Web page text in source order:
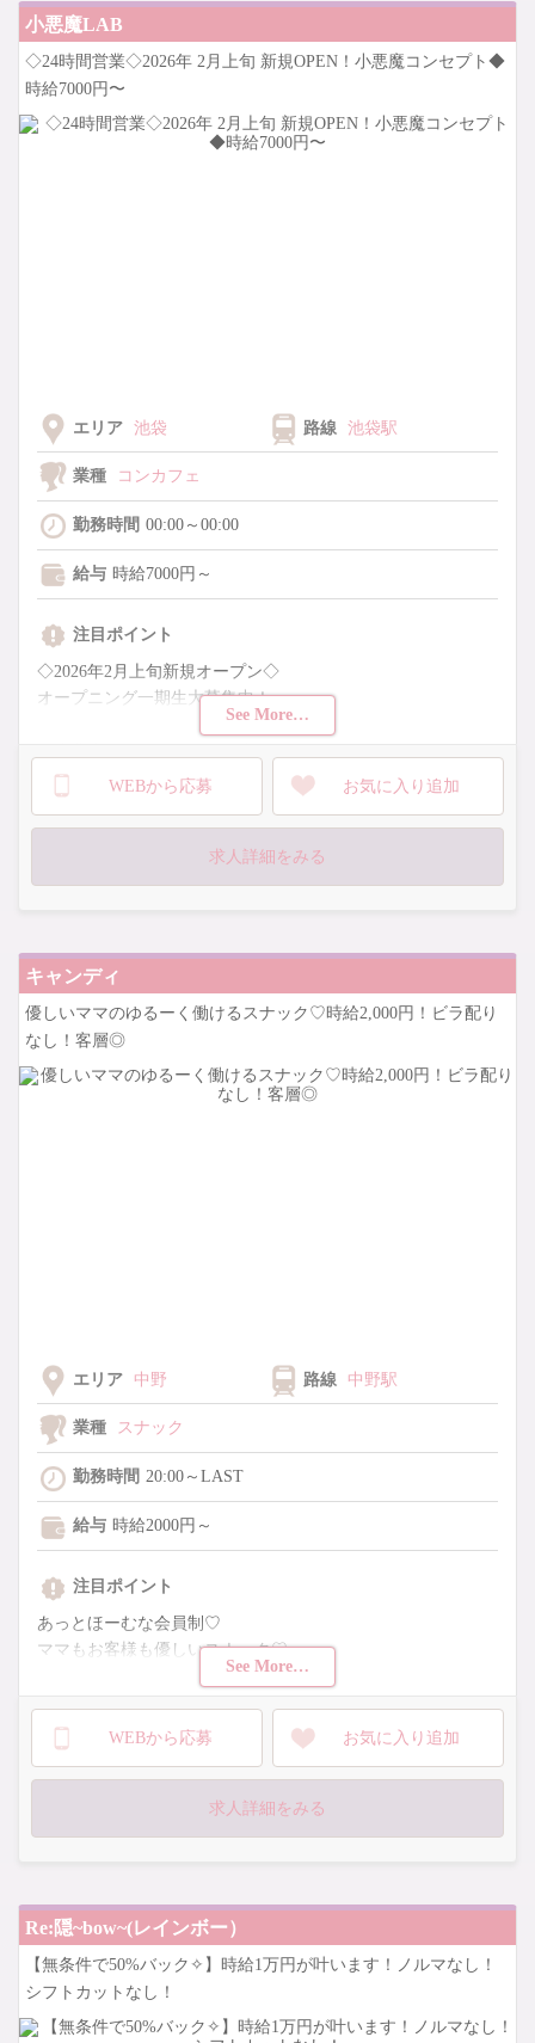
小悪魔LAB
◇24時間営業◇2026年 2月上旬 新規OPEN！小悪魔コンセプト◆
時給7000円〜
エリア 池袋 路線 池袋駅
業種 コンカフェ
勤務時間 00:00～00:00
給与 時給7000円～
See More…
注目ポイント
◇2026年2月上旬新規オープン◇
オープニング一期生大募集中！
高時給、高待遇もご用意！
・送りあり …などなど
お気軽にご応募ください！
WEBから応募 お気に入り追加
求人詳細をみる
キャンディ
優しいママのゆるーく働けるスナック♡時給2,000円！ビラ配り
なし！客層◎
エリア 中野 路線 中野駅
業種 スナック
勤務時間 20:00～LAST
給与 時給2000円～
See More…
注目ポイント
あっとほーむな会員制♡
ママもお客様も優しいスナック♡
♡働きやすい環境
♡時給2,000円+バック
♡完全自由シフト
♡忙しい時は週０もOK
♡ノルマなし
採用率９９％をお約束します！
WEBから応募 お気に入り追加
求人詳細をみる
Re:隠~bow~(レインボー）
【無条件で50%バック✧】時給1万円が叶います！ノルマなし！
シフトカットなし！